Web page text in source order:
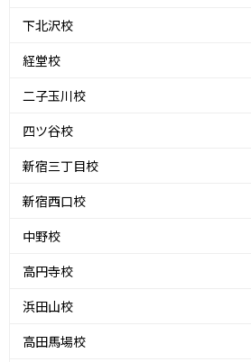
下北沢校
経堂校
二子玉川校
四ツ谷校
新宿三丁目校
新宿西口校
中野校
高円寺校
浜田山校
高田馬場校